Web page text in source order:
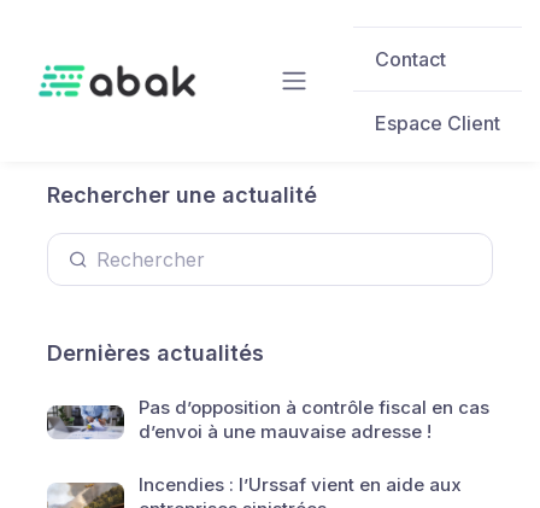
Contact
Espace Client
Rechercher une actualité
Dernières actualités
Pas d’opposition à contrôle fiscal en cas
d’envoi à une mauvaise adresse !
Incendies : l’Urssaf vient en aide aux